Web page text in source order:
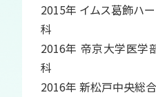
2015年 イムス葛飾ハ
科
2016年 帝京大学医学
科
2016年 新松戸中央総